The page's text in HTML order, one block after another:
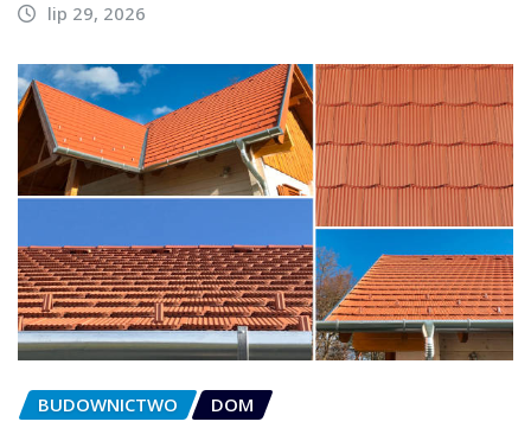
lip 29, 2026
BUDOWNICTWO DOM